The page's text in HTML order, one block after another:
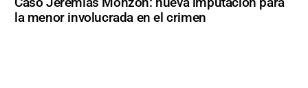
la menor involucrada en el crimen